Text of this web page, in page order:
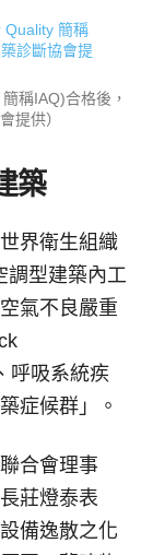
稱IAQ)合格後，
提供）
築
界衛生組織
調型建築內工
氣不良嚴重
呼吸系統疾
症候群」。
合會理事
莊燈泰表
備逸散之化